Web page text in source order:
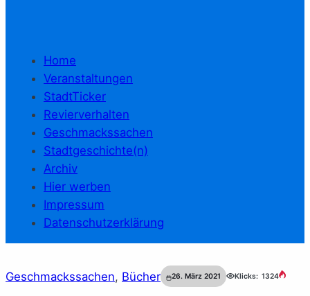
Home
Veranstaltungen
StadtTicker
Revierverhalten
Geschmackssachen
Stadtgeschichte(n)
Archiv
Hier werben
Impressum
Datenschutzerklärung
Geschmackssachen, Bücher 26. März 2021 Klicks: 1324